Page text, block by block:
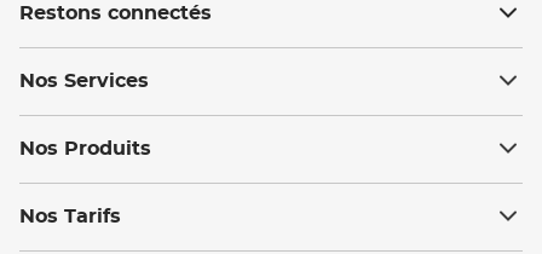
Restons connectés
Nos Services
Nos Produits
Nos Tarifs